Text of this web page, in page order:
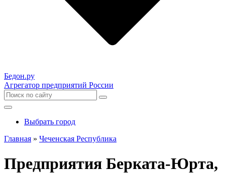
Бедон.ру
Агрегатор предприятий России
Выбрать город
Главная » Чеченская Республика
Предприятия Берката-Юрта,